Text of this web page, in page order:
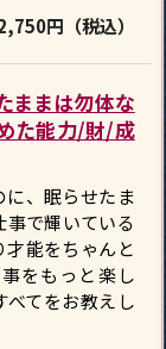
円（税込）
ままは勿体な
た能力/財/成
に、眠らせたま
で輝いている
能をちゃんと
をもっと楽し
べてをお教えし